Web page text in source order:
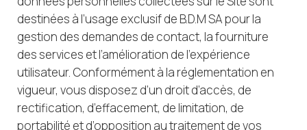
destinées à l’usage exclusif de B.D.M SA pour la
gestion des demandes de contact, la fourniture
des services et l’amélioration de l’expérience
utilisateur. Conformément à la réglementation en
vigueur, vous disposez d’un droit d’accès, de
rectification, d’effacement, de limitation, de
portabilité et d’opposition au traitement de vos